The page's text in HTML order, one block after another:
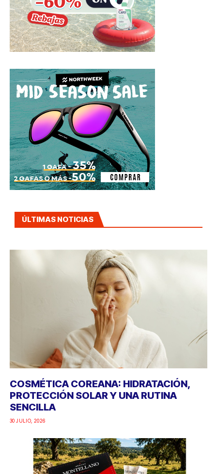
ÚLTIMAS NOTICIAS
COSMÉTICA COREANA: HIDRATACIÓN,
PROTECCIÓN SOLAR Y UNA RUTINA
SENCILLA
30 JULIO, 2026